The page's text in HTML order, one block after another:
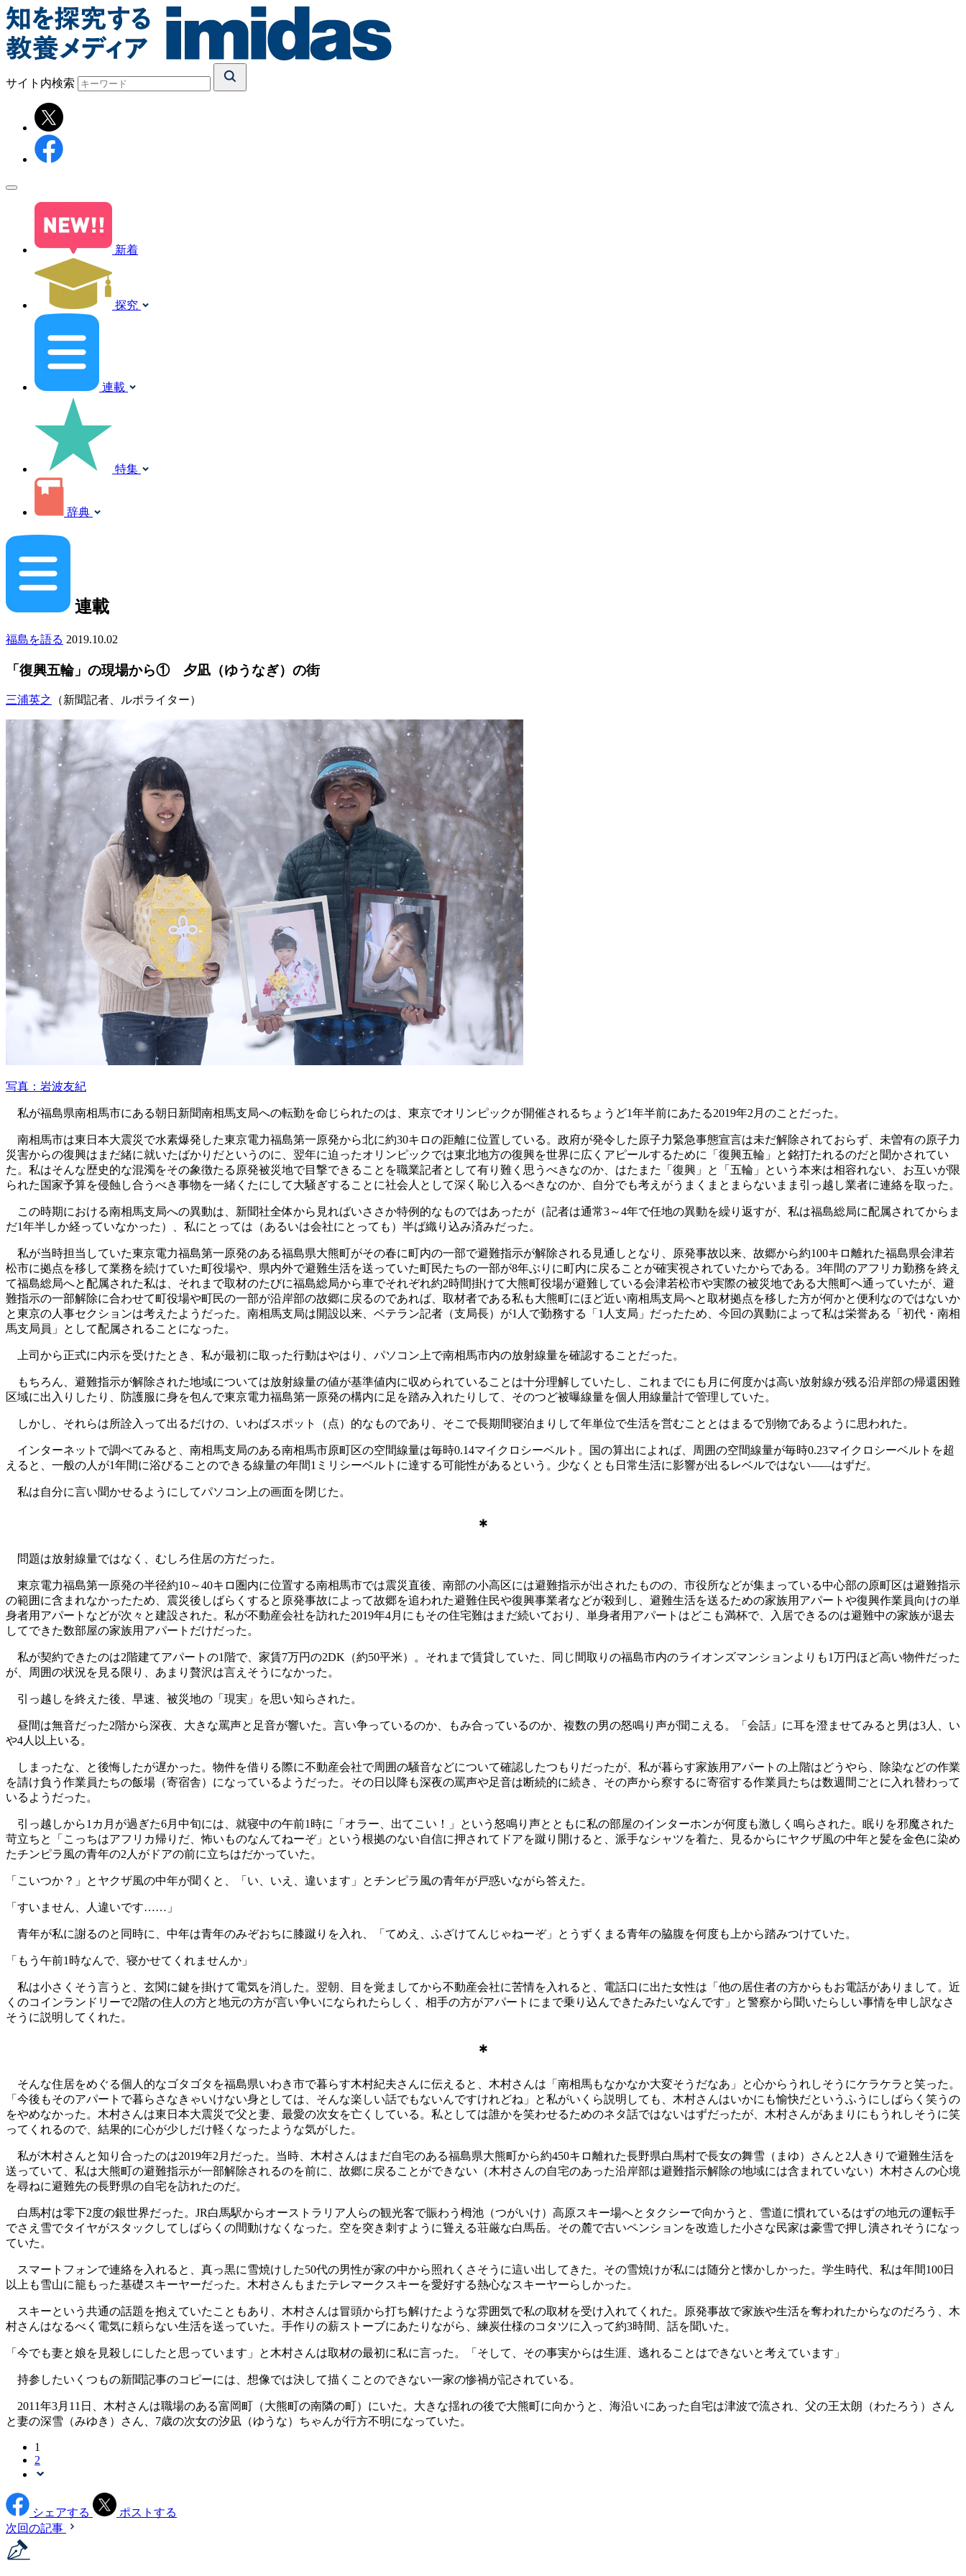
サイト内検索
新着
探究
連載
特集
辞典
連載
福島を語る 2019.10.02
「復興五輪」の現場から① 夕凪（ゆうなぎ）の街
三浦英之 （新聞記者、ルポライター）
写真：岩波友紀
私が福島県南相馬市にある朝日新聞南相馬支局への転勤を命じられたのは、東京でオリンピックが開催されるちょうど1年半前にあたる2019年2月のことだった。
南相馬市は東日本大震災で水素爆発した東京電力福島第一原発から北に約30キロの距離に位置している。政府が発令した原子力緊急事態宣言は未だ解除されておらず、未曽有の原子力
災害からの復興はまだ緒に就いたばかりだというのに、翌年に迫ったオリンピックでは東北地方の復興を世界に広くアピールするために「復興五輪」と銘打たれるのだと聞かされてい
た。私はそんな歴史的な混濁をその象徴たる原発被災地で目撃できることを職業記者として有り難く思うべきなのか、はたまた「復興」と「五輪」という本来は相容れない、お互いが限
られた国家予算を侵蝕し合うべき事物を一緒くたにして大騒ぎすることに社会人として深く恥じ入るべきなのか、自分でも考えがうまくまとまらないまま引っ越し業者に連絡を取った。
この時期における南相馬支局への異動は、新聞社全体から見ればいささか特例的なものではあったが（記者は通常3～4年で任地の異動を繰り返すが、私は福島総局に配属されてからま
だ1年半しか経っていなかった）、私にとっては（あるいは会社にとっても）半ば織り込み済みだった。
私が当時担当していた東京電力福島第一原発のある福島県大熊町がその春に町内の一部で避難指示が解除される見通しとなり、原発事故以来、故郷から約100キロ離れた福島県会津若
松市に拠点を移して業務を続けていた町役場や、県内外で避難生活を送っていた町民たちの一部が8年ぶりに町内に戻ることが確実視されていたからである。3年間のアフリカ勤務を終え
て福島総局へと配属された私は、それまで取材のたびに福島総局から車でそれぞれ約2時間掛けて大熊町役場が避難している会津若松市や実際の被災地である大熊町へ通っていたが、避
難指示の一部解除に合わせて町役場や町民の一部が沿岸部の故郷に戻るのであれば、取材者である私も大熊町にほど近い南相馬支局へと取材拠点を移した方が何かと便利なのではないか
と東京の人事セクションは考えたようだった。南相馬支局は開設以来、ベテラン記者（支局長）が1人で勤務する「1人支局」だったため、今回の異動によって私は栄誉ある「初代・南相
馬支局員」として配属されることになった。
上司から正式に内示を受けたとき、私が最初に取った行動はやはり、パソコン上で南相馬市内の放射線量を確認することだった。
もちろん、避難指示が解除された地域については放射線量の値が基準値内に収められていることは十分理解していたし、これまでにも月に何度かは高い放射線が残る沿岸部の帰還困難
区域に出入りしたり、防護服に身を包んで東京電力福島第一原発の構内に足を踏み入れたりして、そのつど被曝線量を個人用線量計で管理していた。
しかし、それらは所詮入って出るだけの、いわばスポット（点）的なものであり、そこで長期間寝泊まりして年単位で生活を営むこととはまるで別物であるように思われた。
インターネットで調べてみると、南相馬支局のある南相馬市原町区の空間線量は毎時0.14マイクロシーベルト。国の算出によれば、周囲の空間線量が毎時0.23マイクロシーベルトを超
えると、一般の人が1年間に浴びることのできる線量の年間1ミリシーベルトに達する可能性があるという。少なくとも日常生活に影響が出るレベルではない――はずだ。
私は自分に言い聞かせるようにしてパソコン上の画面を閉じた。
＊
問題は放射線量ではなく、むしろ住居の方だった。
東京電力福島第一原発の半径約10～40キロ圏内に位置する南相馬市では震災直後、南部の小高区には避難指示が出されたものの、市役所などが集まっている中心部の原町区は避難指示
の範囲に含まれなかったため、震災後しばらくすると原発事故によって故郷を追われた避難住民や復興事業者などが殺到し、避難生活を送るための家族用アパートや復興作業員向けの単
身者用アパートなどが次々と建設された。私が不動産会社を訪れた2019年4月にもその住宅難はまだ続いており、単身者用アパートはどこも満杯で、入居できるのは避難中の家族が退去
してできた数部屋の家族用アパートだけだった。
私が契約できたのは2階建てアパートの1階で、家賃7万円の2DK（約50平米）。それまで賃貸していた、同じ間取りの福島市内のライオンズマンションよりも1万円ほど高い物件だった
が、周囲の状況を見る限り、あまり贅沢は言えそうになかった。
引っ越しを終えた後、早速、被災地の「現実」を思い知らされた。
昼間は無音だった2階から深夜、大きな罵声と足音が響いた。言い争っているのか、もみ合っているのか、複数の男の怒鳴り声が聞こえる。「会話」に耳を澄ませてみると男は3人、い
や4人以上いる。
しまったな、と後悔したが遅かった。物件を借りる際に不動産会社で周囲の騒音などについて確認したつもりだったが、私が暮らす家族用アパートの上階はどうやら、除染などの作業
を請け負う作業員たちの飯場（寄宿舎）になっているようだった。その日以降も深夜の罵声や足音は断続的に続き、その声から察するに寄宿する作業員たちは数週間ごとに入れ替わって
いるようだった。
引っ越しから1カ月が過ぎた6月中旬には、就寝中の午前1時に「オラー、出てこい！」という怒鳴り声とともに私の部屋のインターホンが何度も激しく鳴らされた。眠りを邪魔された
苛立ちと「こっちはアフリカ帰りだ、怖いものなんてねーぞ」という根拠のない自信に押されてドアを蹴り開けると、派手なシャツを着た、見るからにヤクザ風の中年と髪を金色に染め
たチンピラ風の青年の2人がドアの前に立ちはだかっていた。
「こいつか？」とヤクザ風の中年が聞くと、「い、いえ、違います」とチンピラ風の青年が戸惑いながら答えた。
「すいません、人違いです……」
青年が私に謝るのと同時に、中年は青年のみぞおちに膝蹴りを入れ、「てめえ、ふざけてんじゃねーぞ」とうずくまる青年の脇腹を何度も上から踏みつけていた。
「もう午前1時なんで、寝かせてくれませんか」
私は小さくそう言うと、玄関に鍵を掛けて電気を消した。翌朝、目を覚ましてから不動産会社に苦情を入れると、電話口に出た女性は「他の居住者の方からもお電話がありまして。近
くのコインランドリーで2階の住人の方と地元の方が言い争いになられたらしく、相手の方がアパートにまで乗り込んできたみたいなんです」と警察から聞いたらしい事情を申し訳なさ
そうに説明してくれた。
＊
そんな住居をめぐる個人的なゴタゴタを福島県いわき市で暮らす木村紀夫さんに伝えると、木村さんは「南相馬もなかなか大変そうだなあ」と心からうれしそうにケラケラと笑った。
「今後もそのアパートで暮らさなきゃいけない身としては、そんな楽しい話でもないんですけれどね」と私がいくら説明しても、木村さんはいかにも愉快だというふうにしばらく笑うの
をやめなかった。木村さんは東日本大震災で父と妻、最愛の次女を亡くしている。私としては誰かを笑わせるためのネタ話ではないはずだったが、木村さんがあまりにもうれしそうに笑
ってくれるので、結果的に心が少しだけ軽くなったような気がした。
私が木村さんと知り合ったのは2019年2月だった。当時、木村さんはまだ自宅のある福島県大熊町から約450キロ離れた長野県白馬村で長女の舞雪（まゆ）さんと2人きりで避難生活を
送っていて、私は大熊町の避難指示が一部解除されるのを前に、故郷に戻ることができない（木村さんの自宅のあった沿岸部は避難指示解除の地域には含まれていない）木村さんの心境
を尋ねに避難先の長野県の自宅を訪れたのだ。
白馬村は零下2度の銀世界だった。JR白馬駅からオーストラリア人らの観光客で賑わう栂池（つがいけ）高原スキー場へとタクシーで向かうと、雪道に慣れているはずの地元の運転手
でさえ雪でタイヤがスタックしてしばらくの間動けなくなった。空を突き刺すように聳える荘厳な白馬岳。その麓で古いペンションを改造した小さな民家は豪雪で押し潰されそうになっ
ていた。
スマートフォンで連絡を入れると、真っ黒に雪焼けした50代の男性が家の中から照れくさそうに這い出してきた。その雪焼けが私には随分と懐かしかった。学生時代、私は年間100日
以上も雪山に籠もった基礎スキーヤーだった。木村さんもまたテレマークスキーを愛好する熱心なスキーヤーらしかった。
スキーという共通の話題を抱えていたこともあり、木村さんは冒頭から打ち解けたような雰囲気で私の取材を受け入れてくれた。原発事故で家族や生活を奪われたからなのだろう、木
村さんはなるべく電気に頼らない生活を送っていた。手作りの薪ストーブにあたりながら、練炭仕様のコタツに入って約3時間、話を聞いた。
「今でも妻と娘を見殺しにしたと思っています」と木村さんは取材の最初に私に言った。「そして、その事実からは生涯、逃れることはできないと考えています」
持参したいくつもの新聞記事のコピーには、想像では決して描くことのできない一家の惨禍が記されている。
2011年3月11日、木村さんは職場のある富岡町（大熊町の南隣の町）にいた。大きな揺れの後で大熊町に向かうと、海沿いにあった自宅は津波で流され、父の王太朗（わたろう）さん
と妻の深雪（みゆき）さん、7歳の次女の汐凪（ゆうな）ちゃんが行方不明になっていた。
1
2
シェアする
ポストする
次回の記事